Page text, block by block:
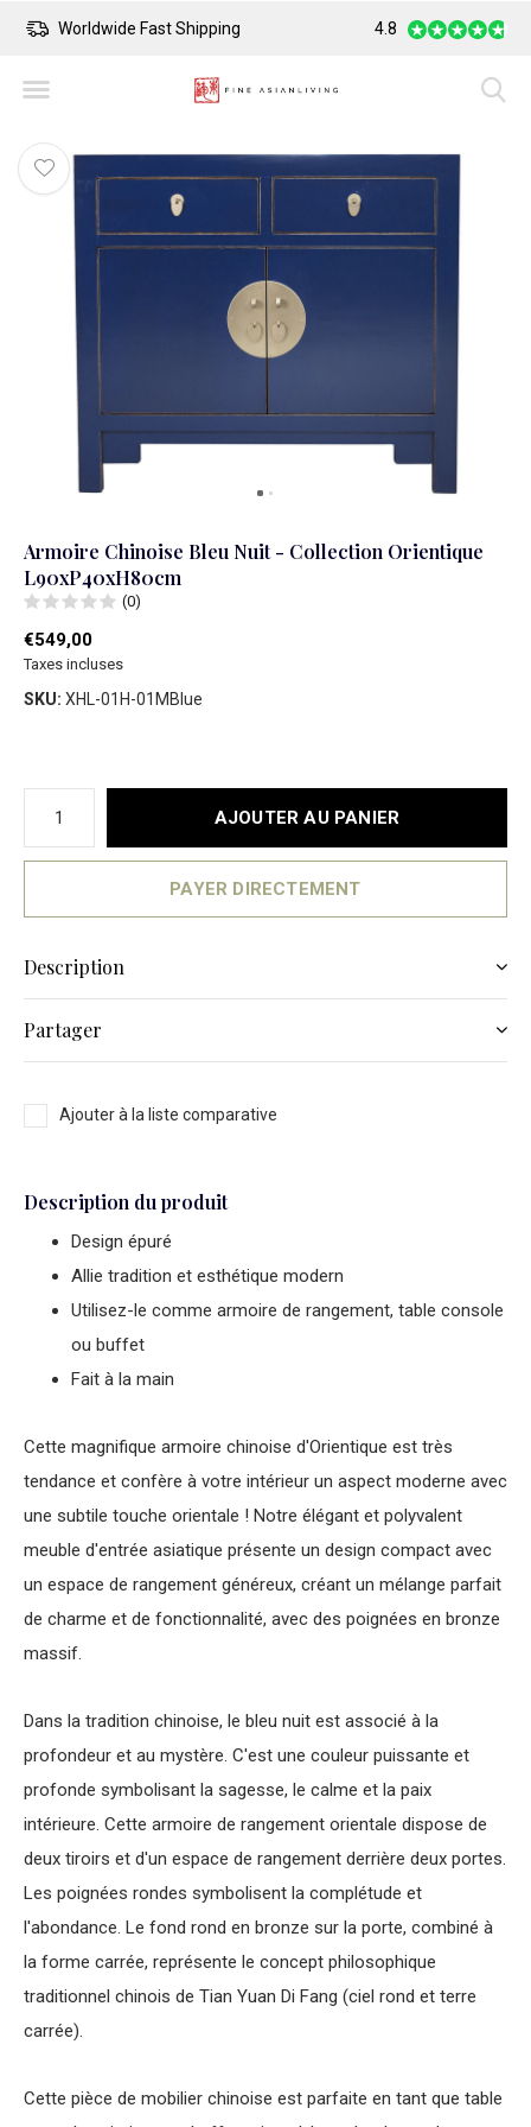
Worldwide Fast Shipping Safe Payment
4.8
Armoire Chinoise Bleu Nuit - Collection Orientique
L90xP40xH80cm
(0)
€549,00
Taxes incluses
SKU: XHL-01H-01MBlue
AJOUTER AU PANIER
PAYER DIRECTEMENT
Description
Partager
Ajouter à la liste comparative
Description du produit
Design épuré
Allie tradition et esthétique modern
Utilisez-le comme armoire de rangement, table console
ou buffet
Fait à la main
Cette magnifique armoire chinoise d'Orientique est très
tendance et confère à votre intérieur un aspect moderne avec
une subtile touche orientale ! Notre élégant et polyvalent
meuble d'entrée asiatique présente un design compact avec
un espace de rangement généreux, créant un mélange parfait
de charme et de fonctionnalité, avec des poignées en bronze
massif.
Dans la tradition chinoise, le bleu nuit est associé à la
profondeur et au mystère. C'est une couleur puissante et
profonde symbolisant la sagesse, le calme et la paix
intérieure. Cette armoire de rangement orientale dispose de
deux tiroirs et d'un espace de rangement derrière deux portes.
Les poignées rondes symbolisent la complétude et
l'abondance. Le fond rond en bronze sur la porte, combiné à
la forme carrée, représente le concept philosophique
traditionnel chinois de Tian Yuan Di Fang (ciel rond et terre
carrée).
Cette pièce de mobilier chinoise est parfaite en tant que table